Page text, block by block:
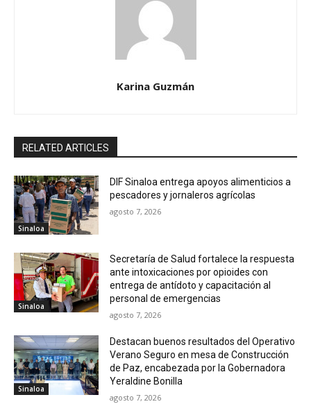
Karina Guzmán
RELATED ARTICLES
Sinaloa
DIF Sinaloa entrega apoyos alimenticios a
pescadores y jornaleros agrícolas
agosto 7, 2026
Sinaloa
Secretaría de Salud fortalece la respuesta
ante intoxicaciones por opioides con
entrega de antídoto y capacitación al
personal de emergencias
agosto 7, 2026
Sinaloa
Destacan buenos resultados del Operativo
Verano Seguro en mesa de Construcción
de Paz, encabezada por la Gobernadora
Yeraldine Bonilla
agosto 7, 2026